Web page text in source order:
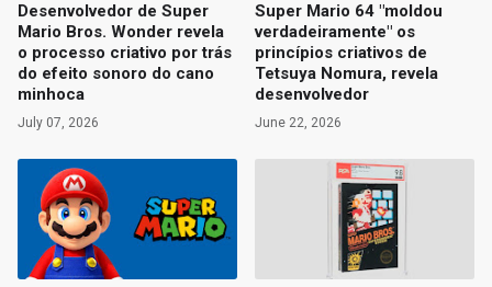
Desenvolvedor de Super
Mario Bros. Wonder revela
o processo criativo por trás
do efeito sonoro do cano
minhoca
July 07, 2026
Super Mario 64 "moldou
verdadeiramente" os
princípios criativos de
Tetsuya Nomura, revela
desenvolvedor
June 22, 2026